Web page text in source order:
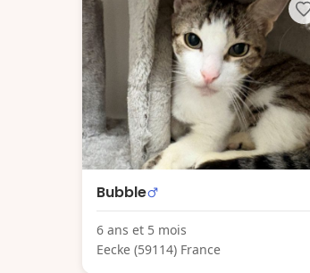
Bubble
6 ans et 5 mois
Eecke (59114) France